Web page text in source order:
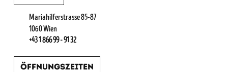
Mariahilferstrasse 85-87
1060 Wien
+43 1 866 99 - 91 32
Öffnungszeiten